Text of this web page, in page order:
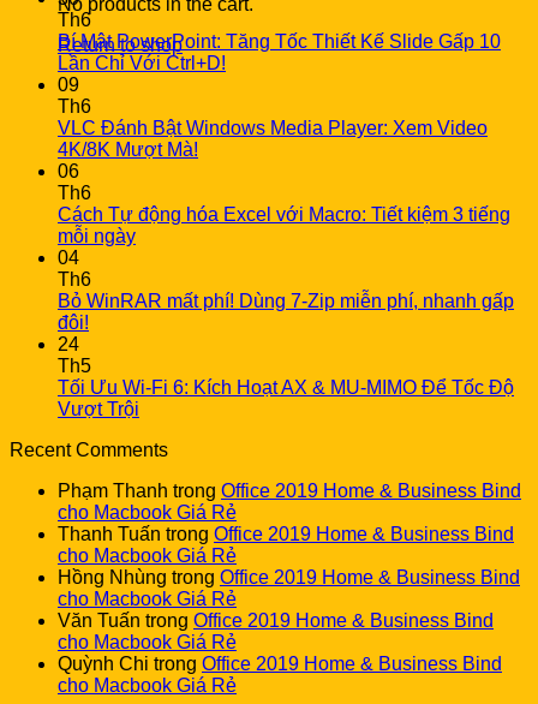
No products in the cart.
Return to shop
Th6
Bí Mật PowerPoint: Tăng Tốc Thiết Kế Slide Gấp 10
Lần Chỉ Với Ctrl+D!
09
Th6
VLC Đánh Bật Windows Media Player: Xem Video
4K/8K Mượt Mà!
06
Th6
Cách Tự động hóa Excel với Macro: Tiết kiệm 3 tiếng
mỗi ngày
04
Th6
Bỏ WinRAR mất phí! Dùng 7-Zip miễn phí, nhanh gấp
đôi!
24
Th5
Tối Ưu Wi-Fi 6: Kích Hoạt AX & MU-MIMO Để Tốc Độ
Vượt Trội
Recent Comments
Phạm Thanh trong Office 2019 Home & Business Bind
cho Macbook Giá Rẻ
Thanh Tuấn trong Office 2019 Home & Business Bind
cho Macbook Giá Rẻ
Hồng Nhùng trong Office 2019 Home & Business Bind
cho Macbook Giá Rẻ
Văn Tuấn trong Office 2019 Home & Business Bind
cho Macbook Giá Rẻ
Quỳnh Chi trong Office 2019 Home & Business Bind
cho Macbook Giá Rẻ